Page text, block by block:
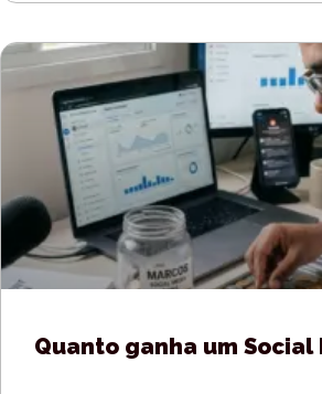
Quanto ganha um Social